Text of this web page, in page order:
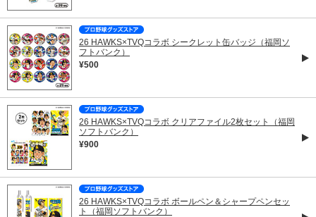
26 HAWKS×TVQコラボ シークレット缶バッジ（福岡ソ
フトバンク）
¥500
26 HAWKS×TVQコラボ クリアファイル2枚セット（福岡
ソフトバンク）
¥900
26 HAWKS×TVQコラボ ボールペン＆シャープペンセッ
ト（福岡ソフトバンク）